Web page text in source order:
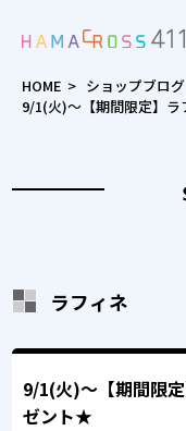
HOME > ショップブログ
9/1(火)～【期間限定】
ラフィネ
9/1(火)～【期間限
ゼント★